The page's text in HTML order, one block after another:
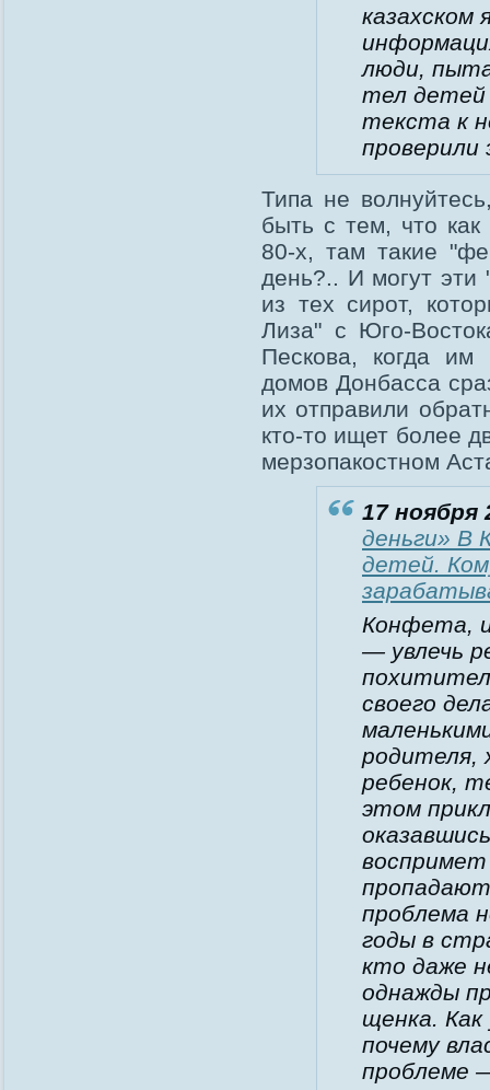
казахском
люди,
тел детей
текста к
проверили
Типа не
быть с тем, что
80-х, там такие
день?.. И могут эти
из тех сирот,
Лиза" с Юго-
Пескова, когда им
домов Донбасса
их отправили
кто-то ищет более
мерзопакостном
17 ноября
деньги» В
детей.
Конфета,
— увлечь
своего
родителя,
ребенок,
этом
воспримет
проблема
годы в
кто даже
однажды
щенка.
почему
проблеме